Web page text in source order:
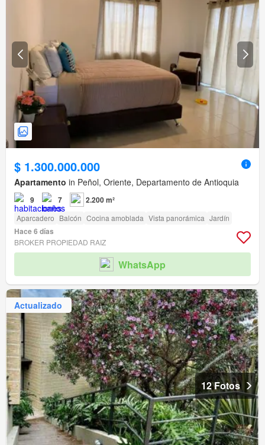
$ 1.300.000.000
Apartamento in Peñol, Oriente, Departamento de Antioquia
9 7 2.200 m²
Aparcadero Balcón Cocina amoblada Vista panorámica Jardín
Hace 6 días
BROKER PROPIEDAD RAIZ
WhatsApp
Actualizado
12 Fotos